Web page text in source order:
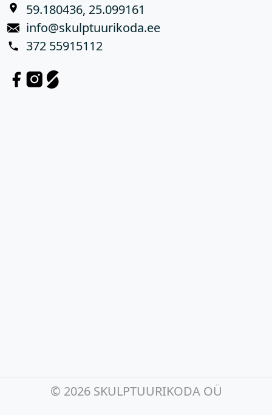
59.180436, 25.099161
info@skulptuurikoda.ee
372 55915112
© 2026 SKULPTUURIKODA OÜ